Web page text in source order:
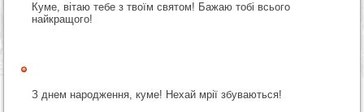
Куме, вітаю тебе з твоїм святом! Бажаю тобі всього
найкращого!
З днем народження, куме! Нехай мрії збуваються!